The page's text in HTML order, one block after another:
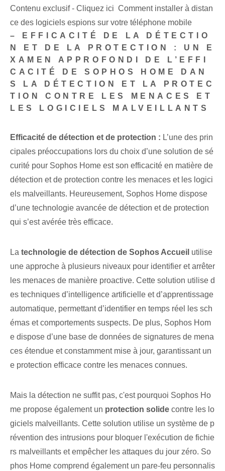
Contenu exclusif - Cliquez ici Comment installer à distan
ce des logiciels espions sur votre téléphone mobile
– EFFICACITÉ DE LA DÉTECTIO
N ET DE LA PROTECTION : UN E
XAMEN APPROFONDI DE L’EFFI
CACITÉ DE SOPHOS HOME DAN
S LA DÉTECTION ET LA PROTEC
TION CONTRE LES MENACES ET
LES LOGICIELS MALVEILLANTS
Efficacité de détection et de protection : L’une des prin
cipales préoccupations lors du choix d’une solution de sé
curité pour Sophos Home est son efficacité en matière de
détection et de protection contre les menaces et les logici
els malveillants. Heureusement, Sophos‌ Home dispose
d’une technologie avancée de détection et de protection
qui s’est avérée très efficace.
La technologie de détection ⁤de Sophos‌ Accueil utilise
une approche à plusieurs niveaux pour identifier et arrêter
les menaces de manière proactive. Cette solution utilise d
es techniques d’intelligence artificielle et d’apprentissage
automatique, permettant d’identifier en temps réel les sch
émas et comportements suspects. De plus, Sophos Hom
e dispose d’une base de données de signatures de mena
ces étendue et constamment mise à jour, garantissant un
e protection efficace contre les menaces connues.
Mais la détection ne suffit pas, c'est pourquoi Sophos Ho
me propose également un protection solide contre les lo
giciels malveillants. Cette solution utilise un système de p
révention des intrusions pour bloquer l'exécution de fichie
rs malveillants et empêcher les attaques du jour zéro. So
phos Home comprend également un pare-feu personnalis